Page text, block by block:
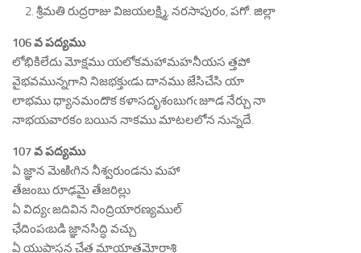
శ్రీమతి రుద్రరాజు విజయలక్ష్మి, నరసాపురం, పగో. జిల్లా
106 వ పద్యము
లోభికిలేదు మోక్షము యలోకమహామహనీయస త్తపో
వైభవమున్నగాని నిజభక్తుఁడు దానము జేసిచేసి యా
లాభము ధ్యానమందొక కళాసదృశంబుగఁ జూడ నేర్చు నా
నాభయవారకం బయిన నాకము మాటలలోన నున్నదే.
107 వ పద్యము
ఏ జ్ఞాన మెఱిఁగిన నీశ్వరుండను మహా
తేజంబు రూఢమై తేజరిల్లు
ఏ విద్యఁ జదివిన నింద్రియారణ్యముల్
ఛేదింపఁబడి జ్ఞానసిద్ధి వచ్చు
ఏ యుపాసన చేత మాయాతమోరాశి